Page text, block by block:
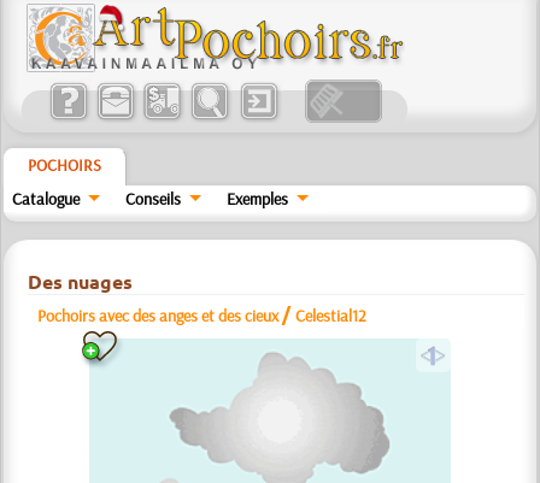
POCHOIRS
Catalogue
Conseils Exemples
Des nuages
Pochoirs avec des anges et des cieux /Celestial12
a